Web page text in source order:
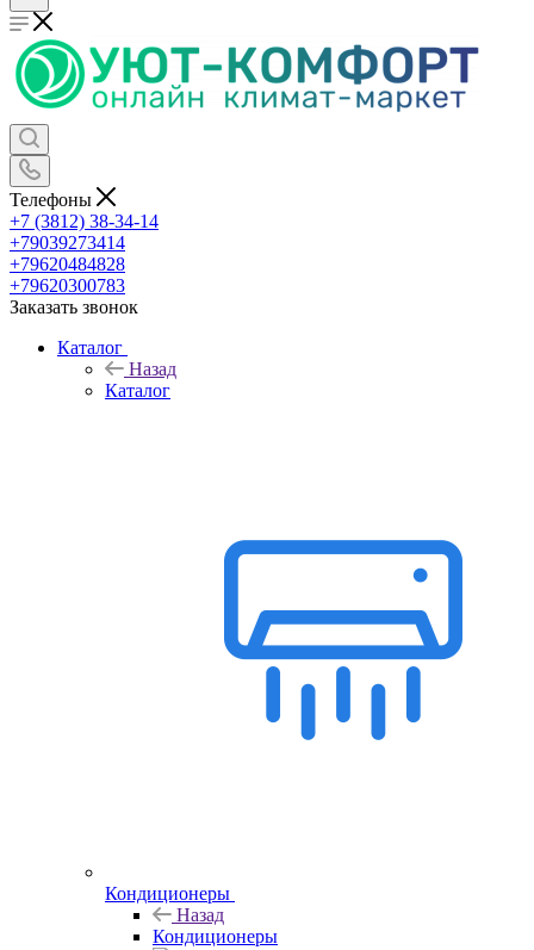
Телефоны
+7 (3812) 38-34-14
+79039273414
+79620484828
+79620300783
Заказать звонок
Каталог
Назад
Каталог
Кондиционеры
Назад
Кондиционеры